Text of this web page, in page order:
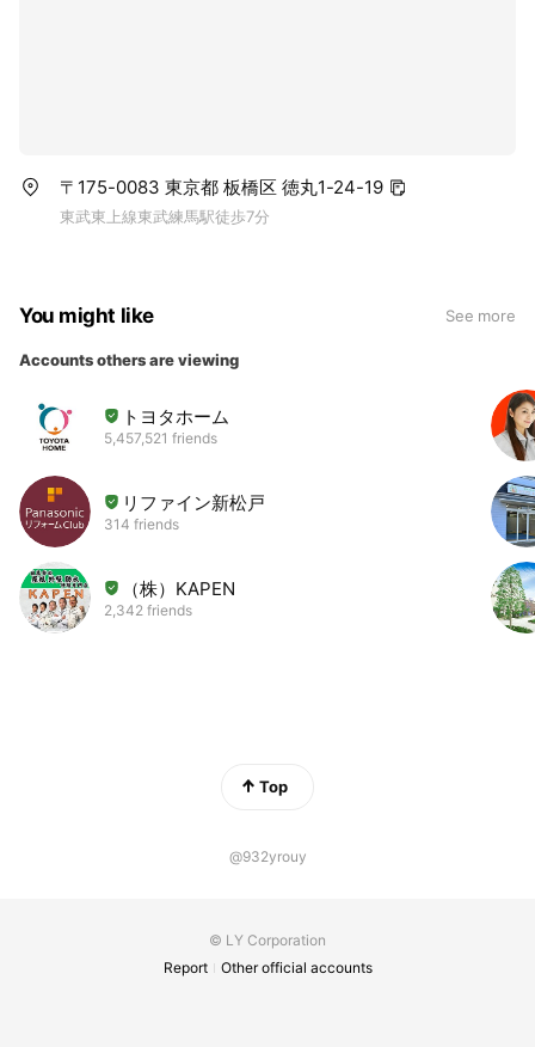
〒175-0083 東京都 板橋区 徳丸1-24-19
東武東上線東武練馬駅徒歩7分
You might like See more
Accounts others are viewing
トヨタホーム
5,457,521 friends
リファイン新松戸
314 friends
（株）KAPEN
2,342 friends
Top
@932yrouy
© LY Corporation
Report
Other official accounts